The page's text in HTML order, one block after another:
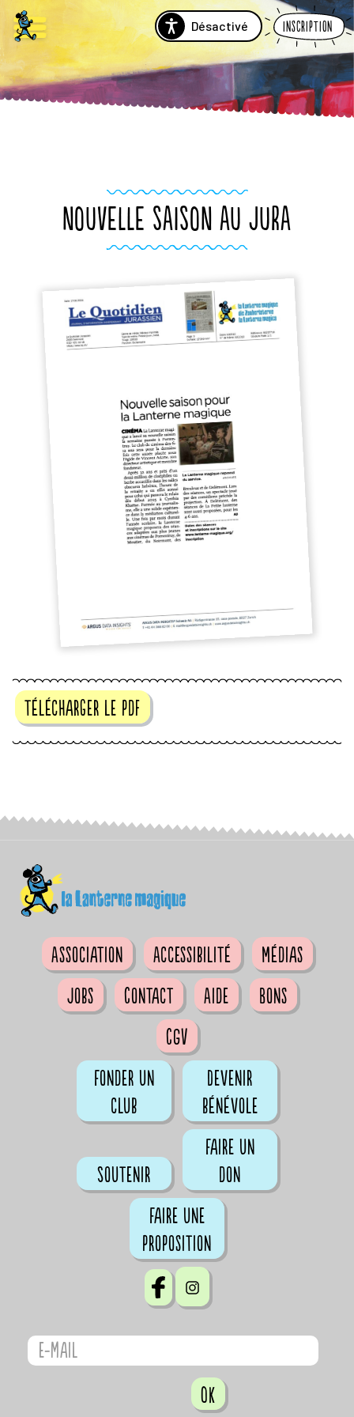
Désactivé Inscription
NOUVELLE SAISON AU JURA
télécharger le pdf
Association Accessibilité
Médias
Jobs
Contact Aide
Bons
CGV
Fonder un
club
Devenir
bénévole
Soutenir
Faire un
don
Faire une
proposition
OK